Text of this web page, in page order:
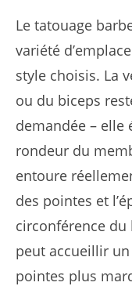
Le tatouage
variété
style choisis. La
ou du biceps
demandée – elle
rondeur du
entoure
des pointes et
circonférence
peut accueillir
pointes plus